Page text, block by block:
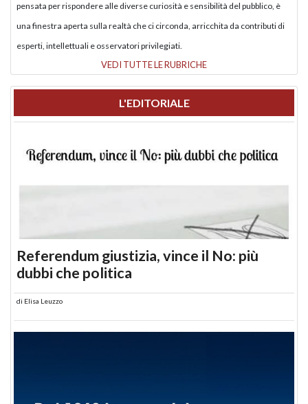
pensata per rispondere alle diverse curiosità e sensibilità del pubblico, è
una finestra aperta sulla realtà che ci circonda, arricchita da contributi di
esperti, intellettuali e osservatori privilegiati.
VEDI TUTTE LE RUBRICHE
L'EDITORIALE
Referendum giustizia, vince il No: più
dubbi che politica
di Elisa Leuzzo